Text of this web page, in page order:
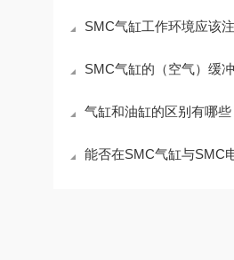
SMC气缸工作环境应该
SMC气缸的（空气）缓冲阀的作
气缸和油缸的区别有哪些
能否在SMC气缸与SMC电磁阀之间